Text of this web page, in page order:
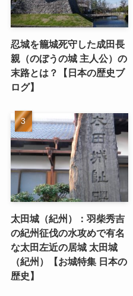
忍城を籠城死守した成田長
親（のぼうの城 主人公）の
末路とは？【日本の歴史ブ
ログ】
太田城（紀州）：羽柴秀吉
の紀州征伐の水攻めで有名
な太田左近の居城 太田城
（紀州）【お城特集 日本の
歴史】